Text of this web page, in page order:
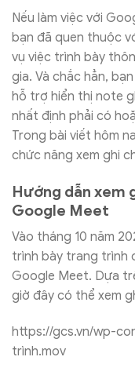
Nếu làm việc với
bạn đã quen thuộc
vụ việc trình bày
gia. Và chắc hẳn,
hỗ trợ hiển thị note
nhất định phải có
Trong bài viết hôm
chức năng xem ghi
Hướng dẫn xem
Google Meet
Vào tháng 10 năm
trình bày trang trình
Google Meet. Dựa
giờ đây có thể xem
https://gcs.vn/wp-
trình.mov